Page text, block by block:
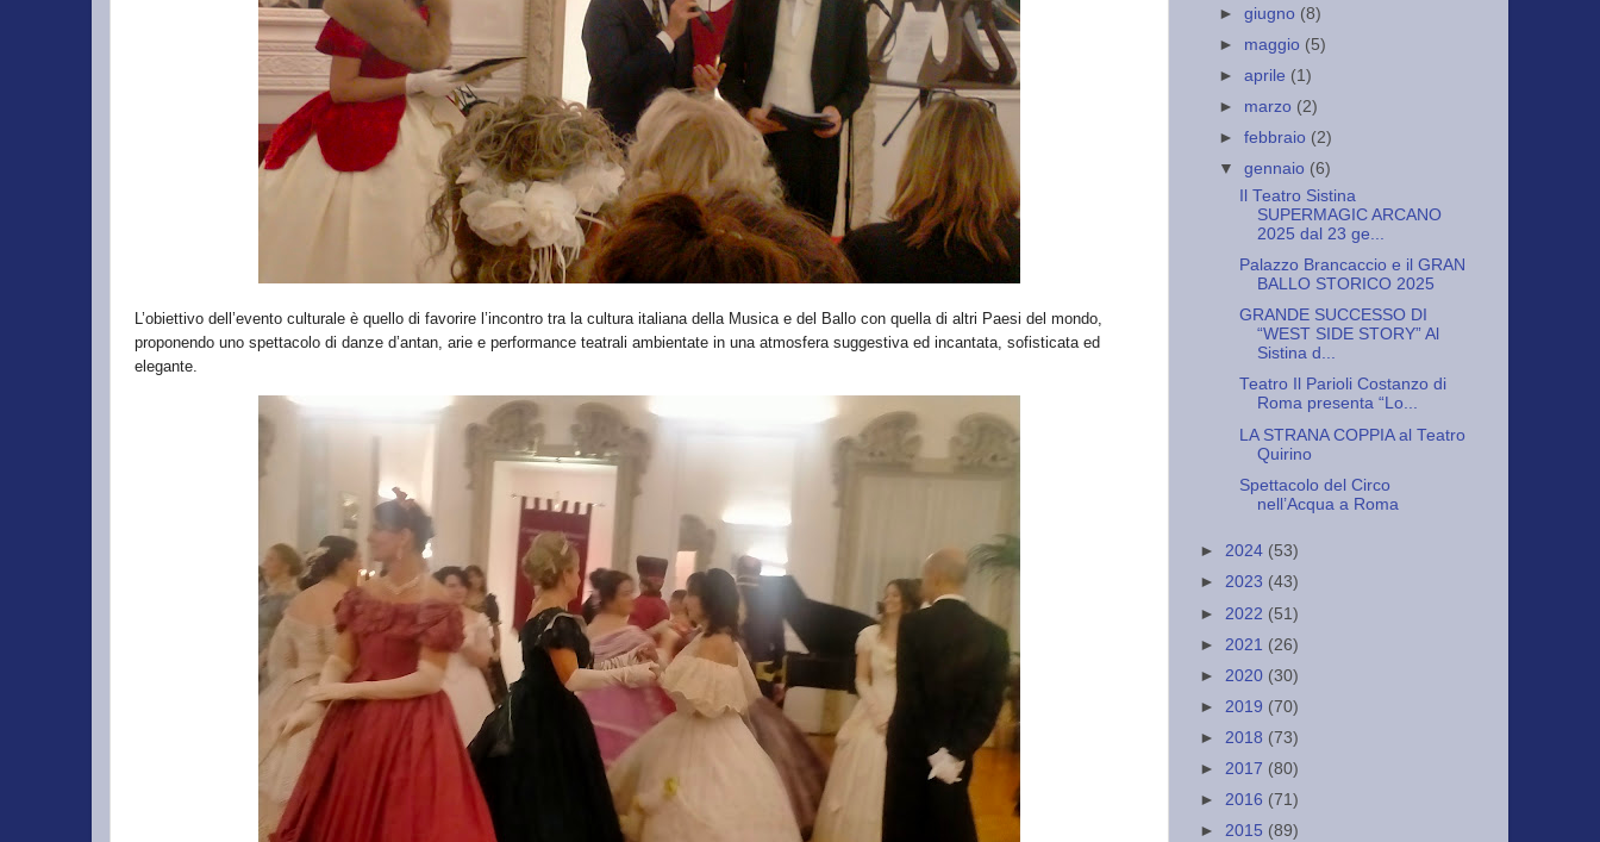
L’obiettivo dell’evento culturale è quello di favorire l’incontro tra la cultura italiana della Musica e del Ballo con quella di altri Paesi del mondo,
proponendo uno spettacolo di danze d’antan, arie e performance teatrali ambientate in una atmosfera suggestiva ed incantata, sofisticata ed
elegante.
►giugno (8)
► maggio (5)
►aprile (1)
► marzo (2)
►febbraio (2)
▼gennaio (6)
Il Teatro Sistina
SUPERMAGIC ARCANO
2025 dal 23 ge...
Palazzo Brancaccio e il GRAN
BALLO STORICO 2025
GRANDE SUCCESSO DI
“WEST SIDE STORY” Al
Sistina d...
Teatro Il Parioli Costanzo di
Roma presenta “Lo...
LA STRANA COPPIA al Teatro
Quirino
Spettacolo del Circo
nell’Acqua a Roma
► 2024 (53)
► 2023 (43)
► 2022 (51)
► 2021 (26)
► 2020 (30)
► 2019 (70)
► 2018 (73)
► 2017 (80)
► 2016 (71)
► 2015 (89)